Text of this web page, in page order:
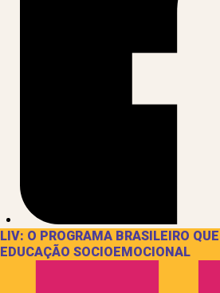
LIV: O PROGRAMA BRASILEIRO
EDUCAÇÃO SOCIOEMOCIONAL